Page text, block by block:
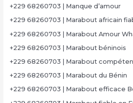
+229 68260703 | Manque d’amour
+229 68260703 | Marabout africain
+229 68260703 | Marabout Amour
+229 68260703 | Marabout béninois
+229 68260703 | Marabout
+229 68260703 | Marabout du Bénin
+229 68260703 | Marabout efficace